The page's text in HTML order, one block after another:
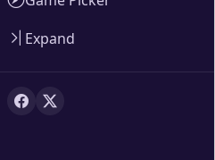
Expand